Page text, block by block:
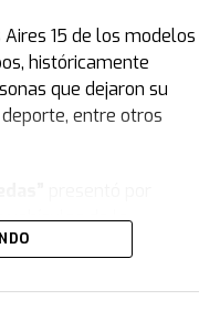
15 de los modelos
históricamente
que dejaron su
entre otros
vehículos de la
de la